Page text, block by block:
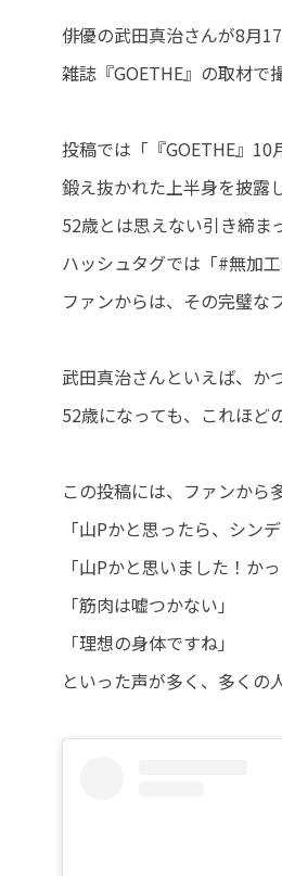
俳優の武田真治さんが8月
雑誌『GOETHE』の取材で
投稿では「『GOETHE』
鍛え抜かれた上半身を披露
52歳とは思えない引き締ま
ハッシュタグでは「#無加
ファンからは、その完璧な
武田真治さんといえば、か
52歳になっても、これほど
この投稿には、ファンから
「山Pかと思ったら、シンデ
「山Pかと思いました！か
「筋肉は嘘つかない」
「理想の身体ですね」
といった声が多く、多くの